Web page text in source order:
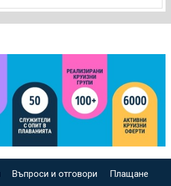
Въпроси и отговори Плащане